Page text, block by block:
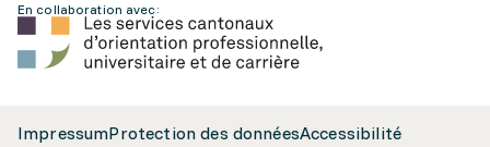
En collaboration avec:
ImpressumProtection des donnéesAccessibilité